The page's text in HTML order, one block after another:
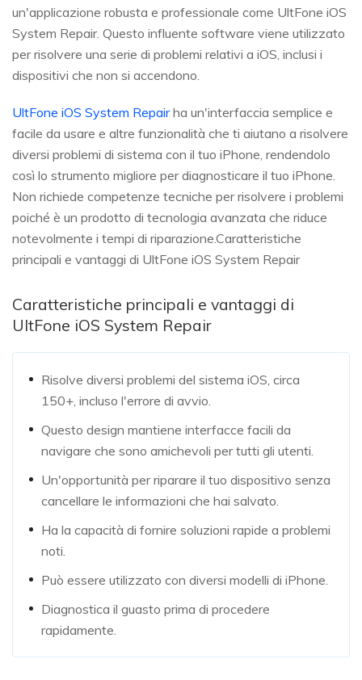
un'applicazione robusta e professionale come UltFone iOS
System Repair. Questo influente software viene utilizzato
per risolvere una serie di problemi relativi a iOS, inclusi i
dispositivi che non si accendono.
UltFone iOS System Repairha un'interfaccia semplice e
facile da usare e altre funzionalità che ti aiutano a risolvere
diversi problemi di sistema con il tuo iPhone, rendendolo
così lo strumento migliore per diagnosticare il tuo iPhone.
Non richiede competenze tecniche per risolvere i problemi
poiché è un prodotto di tecnologia avanzata che riduce
notevolmente i tempi di riparazione.Caratteristiche
principali e vantaggi di UltFone iOS System Repair
Caratteristiche principali e vantaggi di
UltFone iOS System Repair
Risolve diversi problemi del sistema iOS, circa
150+, incluso l'errore di avvio.
Questo design mantiene interfacce facili da
navigare che sono amichevoli per tutti gli utenti.
Un'opportunità per riparare il tuo dispositivo senza
cancellare le informazioni che hai salvato.
Ha la capacità di fornire soluzioni rapide a problemi
noti.
Può essere utilizzato con diversi modelli di iPhone.
Diagnostica il guasto prima di procedere
rapidamente.